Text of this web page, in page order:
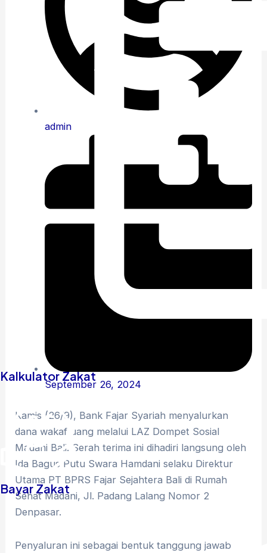
admin
September 26, 2024
Kamis (26/9), Bank Fajar Syariah menyalurkan
dana wakaf uang melalui LAZ Dompet Sosial
Madani Bali. Serah terima ini dihadiri langsung oleh
Ida Bagus Putu Swara Hamdani selaku Direktur
Utama PT BPRS Fajar Sejahtera Bali di Rumah
Sehat Madani, Jl. Padang Lalang Nomor 2
Denpasar.
Penyaluran ini sebagai bentuk tanggung jawab
Kalkulator Zakat
Bayar Zakat